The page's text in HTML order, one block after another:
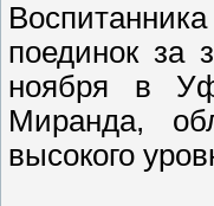
поединок за
ноября в
Миранда,
высокого